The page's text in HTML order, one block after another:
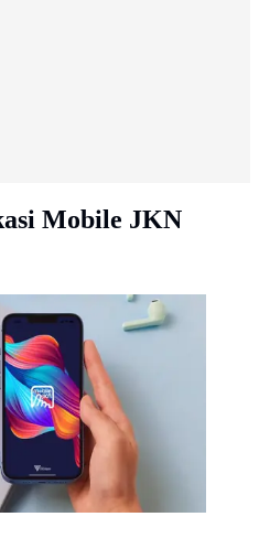
Mobile JKN
penulis)